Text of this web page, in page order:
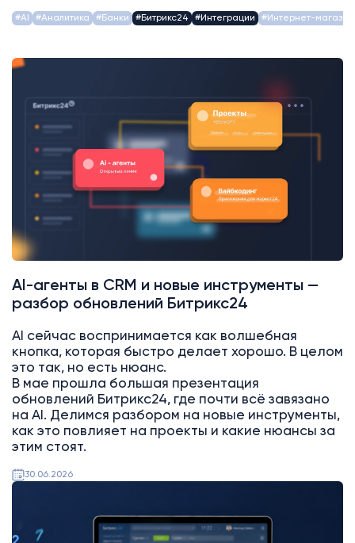
#AI #Аналитика #Банки #Битрикс24 #Интеграции #Интернет-
AI-агенты в CRM и новые инструменты —
разбор обновлений Битрикс24
AI сейчас воспринимается как волшебная
кнопка, которая быстро делает хорошо. В целом
это так, но есть нюанс.
В мае прошла большая презентация
обновлений Битрикс24, где почти всё завязано
на AI. Делимся разбором на новые инструменты,
как это повлияет на проекты и какие нюансы за
этим стоят.
30.06.2026